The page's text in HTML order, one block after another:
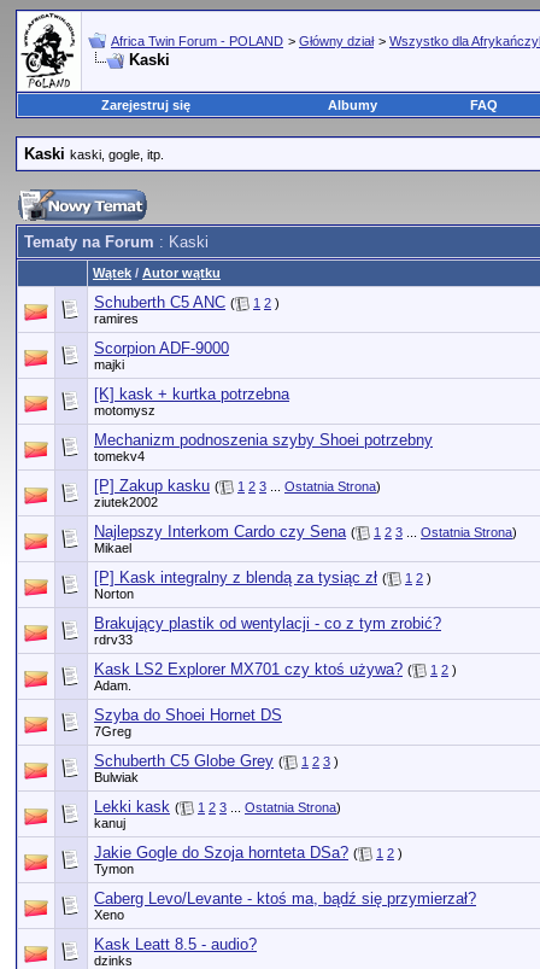
Africa Twin Forum - POLAND > Główny dział > Wszystko dla
Kaski
Zarejestruj się Albumy FAQ
Kaski kaski, gogle, itp.
Tematy na Forum : Kaski
Wątek / Autor wątku
Schuberth C5 ANC ( 1 2 )
ramires
Scorpion ADF-9000
majki
[K] kask + kurtka potrzebna
motomysz
Mechanizm podnoszenia szyby Shoei potrzebny
tomekv4
[P] Zakup kasku ( 1 2 3 Ostatnia Strona)
ziutek2002
Najlepszy Interkom Cardo czy Sena ( 1 2 3 Ostatnia Strona)
Mikael
[P] Kask integralny z blendą za tysiąc zł ( 1 2 )
Norton
Brakujący plastik od wentylacji - co z tym zrobić?
rdrv33
Kask LS2 Explorer MX701 czy ktoś używa? ( 1 2 )
Adam.
Szyba do Shoei Hornet DS
7Greg
Schuberth C5 Globe Grey ( 1 2 3 )
Bulwiak
Lekki kask ( 1 2 3 Ostatnia Strona)
kanuj
Jakie Gogle do Szoja hornteta DSa? ( 1 2 )
Tymon
Caberg Levo/Levante - ktoś ma, bądź się przymierzał?
Xeno
Kask Leatt 8.5 - audio?
dzinks